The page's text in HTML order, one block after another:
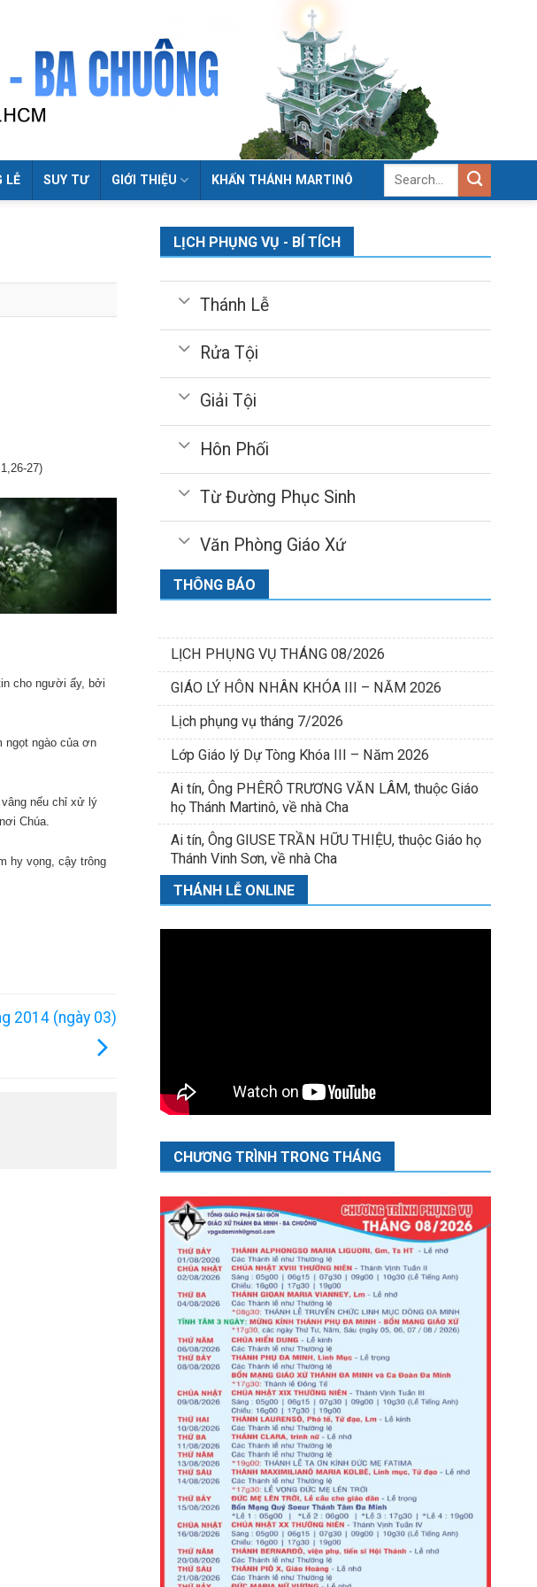
LỄ SUY TƯ GIỚI THIỆU KHẤN THÁNH MARTINÔ
27)
cho người ấy, bởi
ngọt ngào của ơn
nếu chỉ xử lý
Chúa.
hy vọng, cậy trông
2014 (ngày 03)
LỊCH PHỤNG VỤ - BÍ TÍCH
Thánh Lễ
Rửa Tội
Giải Tội
Hôn Phối
Từ Đường Phục Sinh
Văn Phòng Giáo Xứ
THÔNG BÁO
LỊCH PHỤNG VỤ THÁNG 08/2026
GIÁO LÝ HÔN NHÂN KHÓA III – NĂM 2026
Lịch phụng vụ tháng 7/2026
Lớp Giáo lý Dự Tòng Khóa III – Năm 2026
Ai tín, Ông PHÊRÔ TRƯƠNG VĂN LÂM, thuộc Giáo
họ Thánh Martinô, về nhà Cha
Ai tín, Ông GIUSE TRẦN HỮU THIỆU, thuộc Giáo họ
Thánh Vinh Sơn, về nhà Cha
THÁNH LỄ ONLINE
CHƯƠNG TRÌNH TRONG THÁNG